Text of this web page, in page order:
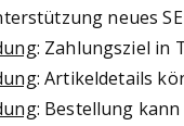
neues
: Zahlungsziel in
: Artikeldetails
: Bestellung